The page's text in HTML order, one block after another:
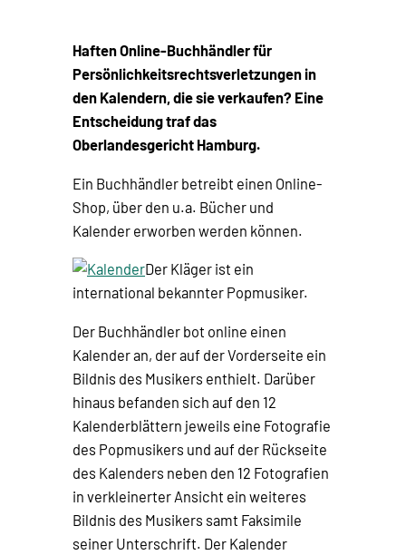
Haften Online-Buchhändler für
Persönlichkeitsrechtsverletzungen in
den Kalendern, die sie verkaufen? Eine
Entscheidung traf das
Oberlandesgericht Hamburg.
Ein Buchhändler betreibt einen Online-
Shop, über den u.a. Bücher und
Kalender erworben werden können.
Der Kläger ist ein
international bekannter Popmusiker.
Der Buchhändler bot online einen
Kalender an, der auf der Vorderseite ein
Bildnis des Musikers enthielt. Darüber
hinaus befanden sich auf den 12
Kalenderblättern jeweils eine Fotografie
des Popmusikers und auf der Rückseite
des Kalenders neben den 12 Fotografien
in verkleinerter Ansicht ein weiteres
Bildnis des Musikers samt Faksimile
seiner Unterschrift. Der Kalender